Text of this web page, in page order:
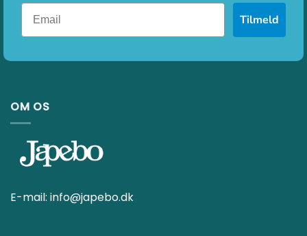
Tilmeld
OM OS
E-mail: info@japebo.dk